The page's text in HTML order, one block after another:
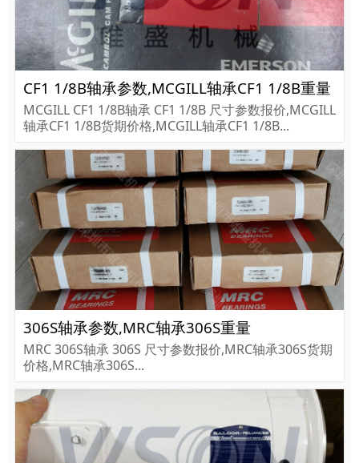
CF1 1/8B轴承参数,MCGILL轴承CF1 1/8B重量
MCGILL CF1 1/8B轴承 CF1 1/8B 尺寸参数报价,MCGILL
轴承CF1 1/8B货期价格,MCGILL轴承CF1 1/8B...
306S轴承参数,MRC轴承306S重量
MRC 306S轴承 306S 尺寸参数报价,MRC轴承306S货期
价格,MRC轴承306S...